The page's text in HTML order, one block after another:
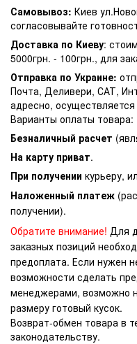
Самовывоз: Киев
согласовывайте
Доставка по Киеву:
5000грн. - 100грн., для
Отправка по Украине:
Почта, Деливери, САТ,
адресно, осуществляется
Варианты оплаты товара:
Безналичный расчет
На карту приват.
При получении курьеру,
Наложенный платеж
получении).
Обратите внимание! Для
заказных позиций
предоплата. Если нужен
возможности сделать
менеджерами, возможно
размеру готовый кусок.
Возврат-обмен товара в
законодательству.